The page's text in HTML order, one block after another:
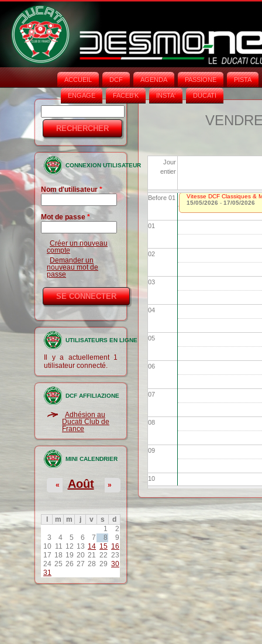
ACCUEIL DCF AGENDA PASSIONE PISTA
ENGAGE FACEB'K INSTA‘ DUCATI
Formulaire
de
recherche
CONNEXION UTILISATEUR
Nom d'utilisateur*
Mot de passe *
Créer un nouveau
compte
Demander un
nouveau mot de
passe
UTILISATEURS EN LIGNE
Il y a actuellement 1
utilisateur connecté.
DCF AFFILIAZIONE
Adhésion au
Ducati Club de
France
MINI CALENDRIER
Août
« »
m m j v s
d
1
2
3
4 5 6 7 8
9
10 11 12 13 14 15 16
17 18 19 20 21 22 23
24 25 26 27 28 29 30
31
Jour
entier
Before 01
01
02
03
04
05
06
07
08
09
10
11
12
13
15
Vitesse DCF Classiques &
15/05/2026 - 17/05/2026